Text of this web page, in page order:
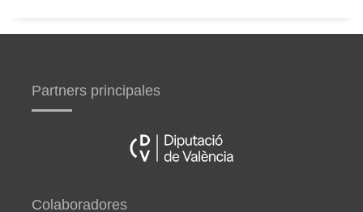
Partners principales
Colaboradores